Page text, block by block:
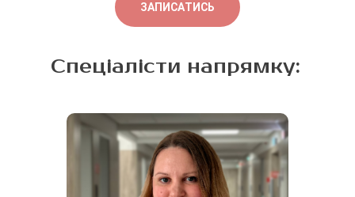
датчиком.ЗАПИСАТИСЬ
Спеціалісти напрямку: